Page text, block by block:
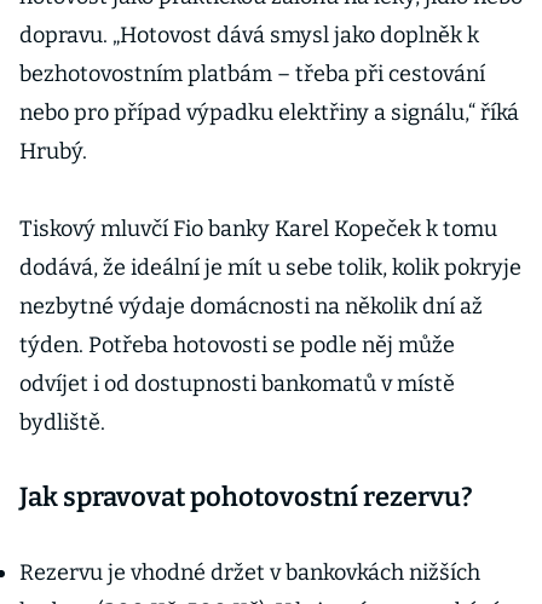
dopravu. „Hotovost dává smysl jako doplněk k
bezhotovostním platbám – třeba při cestování
nebo pro případ výpadku elektřiny a signálu,“ říká
Hrubý.
Tiskový mluvčí Fio banky Karel Kopeček k tomu
dodává, že ideální je mít u sebe tolik, kolik pokryje
nezbytné výdaje domácnosti na několik dní až
týden. Potřeba hotovosti se podle něj může
odvíjet i od dostupnosti bankomatů v místě
bydliště.
Jak spravovat pohotovostní rezervu?
Rezervu je vhodné držet v bankovkách nižších